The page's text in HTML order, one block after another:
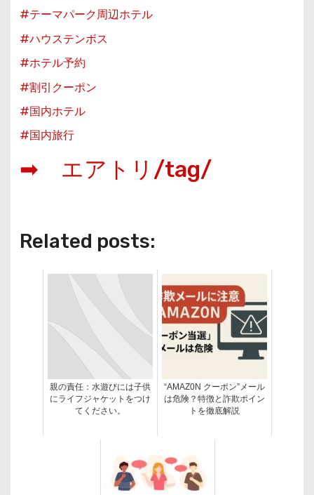
#テーマパーク周辺ホテル
#ハウステンボス
#ホテル予約
#割引クーポン
#国内ホテル
#国内旅行
➡ エアトリ/tag/
Related posts:
親の責任：水遊びには子供
にライフジャケットをつけ
てください。
“AMAZ0N クーポン”メール
は危険？特徴と詐欺ポイン
トを徹底解説